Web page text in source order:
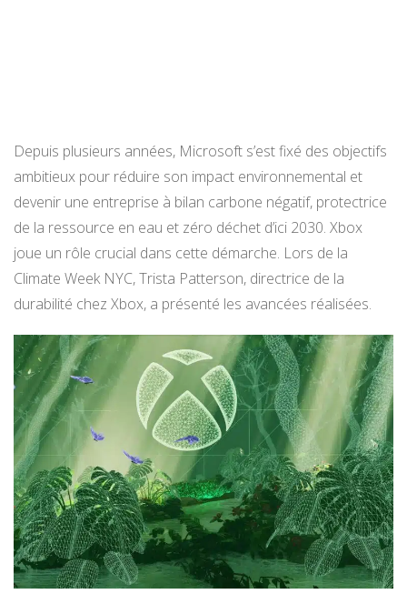
Depuis plusieurs années, Microsoft s’est fixé des objectifs
ambitieux pour réduire son impact environnemental et
devenir une entreprise à bilan carbone négatif, protectrice
de la ressource en eau et zéro déchet d’ici 2030. Xbox
joue un rôle crucial dans cette démarche. Lors de la
Climate Week NYC, Trista Patterson, directrice de la
durabilité chez Xbox, a présenté les avancées réalisées.